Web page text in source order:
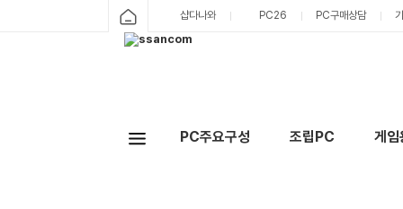
샵다나와 PC26 PC구매상담
PC주요구성 조립PC 게